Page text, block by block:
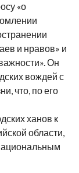
«о
и нравов» и
Он
вождей с
что, по его
ханов к
области,